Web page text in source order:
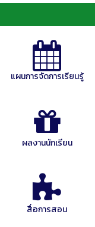
แผนการจัดการเรียนรู้
ผลงานนักเรียน
สื่อการสอน